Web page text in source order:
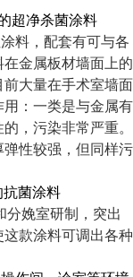
超净杀菌涂料
料，配套有可与各
金属板材墙面上的
大量在手术室墙面
：一类是与金属有
，污染非常严重。
性较强，但同样污
抗菌涂料
分娩室研制，突出
款涂料可调出各种